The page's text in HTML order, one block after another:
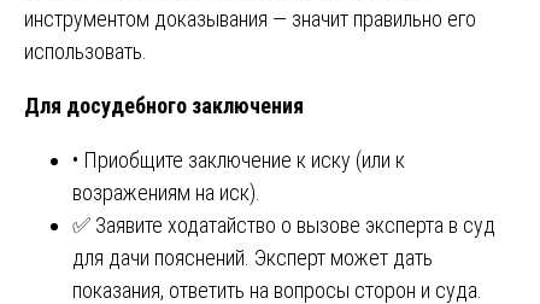
инструментом доказывания — значит правильно его
использовать.
Для досудебного заключения
• Приобщите заключение к иску (или к
возражениям на иск).
✅ Заявите ходатайство о вызове эксперта в суд
для дачи пояснений. Эксперт может дать
показания, ответить на вопросы сторон и суда.